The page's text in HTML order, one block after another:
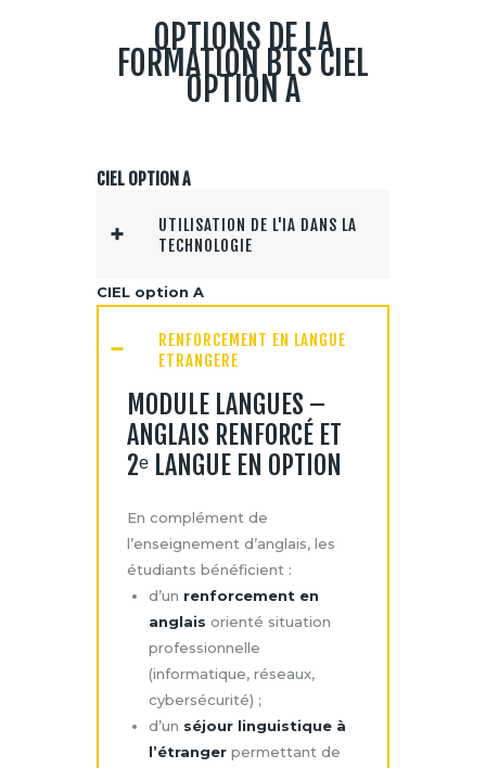
OPTIONS DE LA
FORMATION BTS CIEL
OPTION A
CIEL OPTION A
UTILISATION DE L'IA DANS LA
TECHNOLOGIE
CIEL option A
RENFORCEMENT EN LANGUE
ETRANGERE
MODULE LANGUES –
ANGLAIS RENFORCÉ ET
2ᵉ LANGUE EN OPTION
En complément de
l’enseignement d’anglais, les
étudiants bénéficient :
d’un renforcement en
anglais orienté situation
professionnelle
(informatique, réseaux,
cybersécurité) ;
d’un séjour linguistique à
l’étrangerpermettant de